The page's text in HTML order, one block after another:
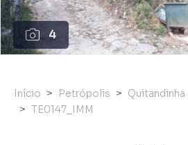
4
Início Petrópolis Quitandinha
TE0147_IMM